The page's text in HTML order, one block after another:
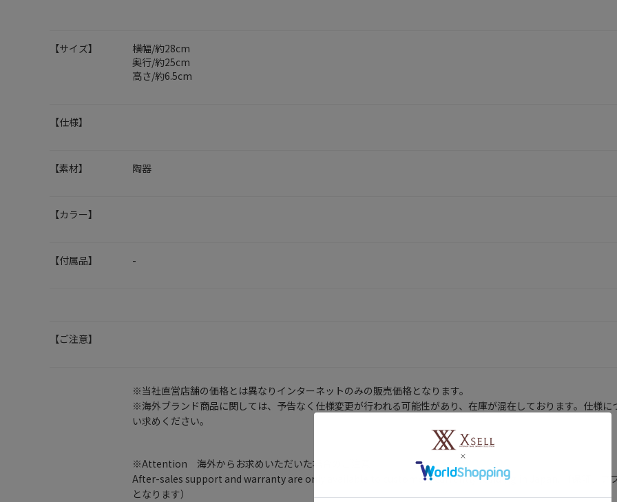
【サイズ】
横幅/約28cm
奥行/約25cm
高さ/約6.5cm
【仕様】
【素材】 陶器
【カラー】
【付属品】 -
【ご注意】
※当社直営店舗の価格とは異なりインターネットのみの販売価格となります。
※海外ブランド商品に関しては、予告なく仕様変更が行われる可能性があり、在庫が混在しております。仕様
い求めください。
※Attention 海外からお求めいただいた場合のご注意
After-sales support and warranty are only available to customers currently residing in Japan. （保証、アフ
となります）